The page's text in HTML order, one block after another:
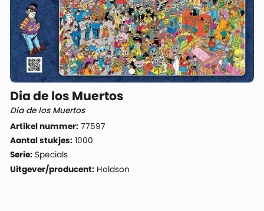
Dia de los Muertos
Dia de los Muertos
Artikel nummer: 77597
Aantal stukjes: 1000
Serie: Specials
Uitgever/producent: Holdson